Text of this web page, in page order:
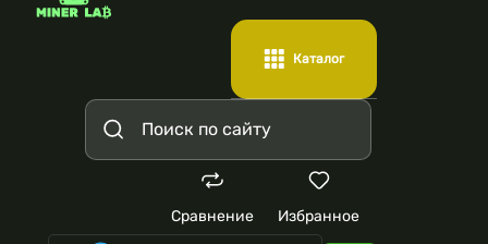
Каталог
Сравнение Избранное